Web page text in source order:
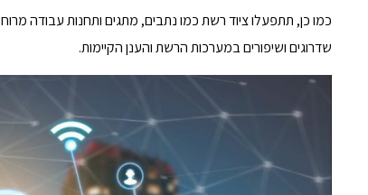
שדרוגים ושיפורים במערכות הרשת והענן הקיימות.